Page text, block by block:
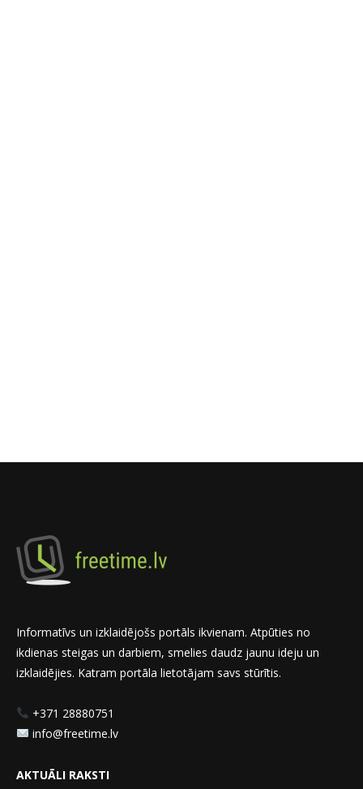
Informatīvs un izklaidējošs portāls ikvienam. Atpūties no
ikdienas steigas un darbiem, smelies daudz jaunu ideju un
izklaidējies. Katram portāla lietotājam savs stūrītis.
+371 28880751
info@freetime.lv
AKTUĀLI RAKSTI